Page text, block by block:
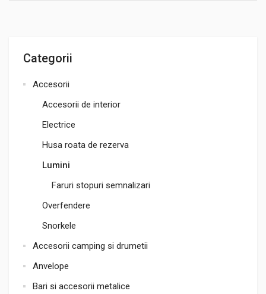
Categorii
Accesorii
Accesorii de interior
Electrice
Husa roata de rezerva
Lumini
Faruri stopuri semnalizari
Overfendere
Snorkele
Accesorii camping si drumetii
Anvelope
Bari si accesorii metalice